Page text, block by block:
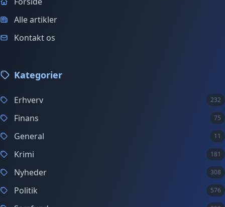
Alle artikler
Kontakt os
Kategorier
Erhverv 232
Finans 75
General 11
Krimi 181
Nyheder 308
Politik 576